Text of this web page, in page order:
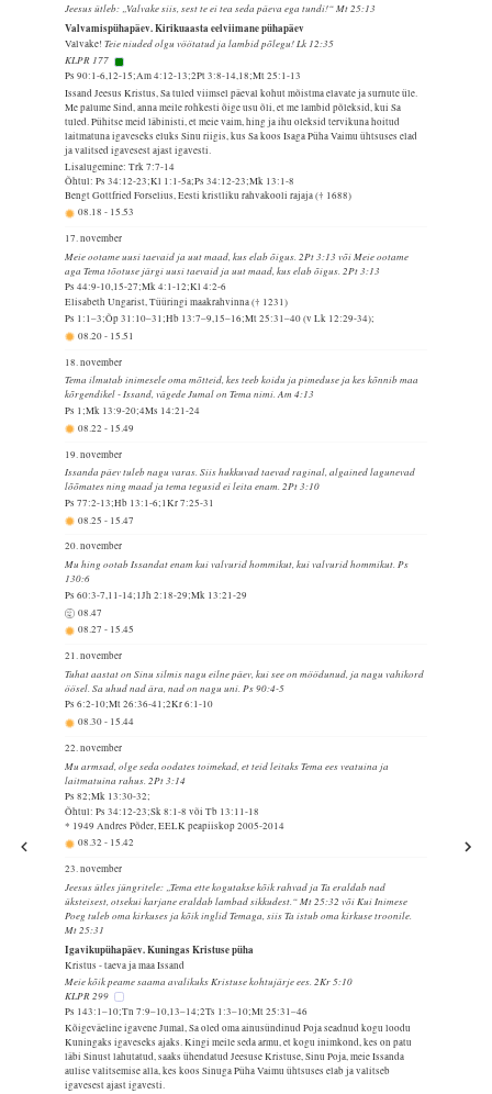
Jeesus ütleb: „Valvake siis, sest te ei tea seda päeva ega tundi!“ Mt 25:13
Valvamispühapäev. Kirikuaasta eelviimane pühapäev
Valvake! Teie niuded olgu vöötatud ja lambid põlegu! Lk 12:35
KLPR 177
Ps 90:1-6,12-15;Am 4:12-13;2Pt 3:8-14,18;Mt 25:1-13
Issand Jeesus Kristus, Sa tuled viimsel päeval kohut mõistma elavate ja surnute üle.
Me palume Sind, anna meile rohkesti õige usu õli, et me lambid põleksid, kui Sa
tuled. Pühitse meid läbinisti, et meie vaim, hing ja ihu oleksid tervikuna hoitud
laitmatuna igaveseks eluks Sinu riigis, kus Sa koos Isaga Püha Vaimu ühtsuses elad
ja valitsed igavesest ajast igavesti.
Lisalugemine: Trk 7:7-14
Õhtul: Ps 34:12-23;Kl 1:1-5a;Ps 34:12-23;Mk 13:1-8
Bengt Gottfried Forselius, Eesti kristliku rahvakooli rajaja († 1688)
08.18- 15.53
17. november
Meie ootame uusi taevaid ja uut maad, kus elab õigus. 2Pt 3:13 või Meie ootame
aga Tema tõotuse järgi uusi taevaid ja uut maad, kus elab õigus. 2Pt 3:13
Ps 44:9-10,15-27;Mk 4:1-12;Kl 4:2-6
Elisabeth Ungarist, Tüüringi maakrahvinna († 1231)
Ps 1:1–3;Õp 31:10–31;Hb 13:7–9,15–16;Mt 25:31–40 (v Lk 12:29-34);
08.20- 15.51
18. november
Tema ilmutab inimesele oma mõtteid, kes teeb koidu ja pimeduse ja kes kõnnib maa
kõrgendikel - Issand, vägede Jumal on Tema nimi. Am 4:13
Ps 1;Mk 13:9-20;4Ms 14:21-24
08.22- 15.49
19. november
Issanda päev tuleb nagu varas. Siis hukkuvad taevad raginal, algained lagunevad
lõõmates ning maad ja tema tegusid ei leita enam. 2Pt 3:10
Ps 77:2-13;Hb 13:1-6;1Kr 7:25-31
08.25- 15.47
20. november
Mu hing ootab Issandat enam kui valvurid hommikut, kui valvurid hommikut. Ps
130:6
Ps 60:3-7,11-14;1Jh 2:18-29;Mk 13:21-29
08.47
08.27- 15.45
21. november
Tuhat aastat on Sinu silmis nagu eilne päev, kui see on möödunud, ja nagu vahikord
öösel. Sa uhud nad ära, nad on nagu uni. Ps 90:4-5
Ps 6:2-10;Mt 26:36-41;2Kr 6:1-10
08.30- 15.44
22. november
Mu armsad, olge seda oodates toimekad, et teid leitaks Tema ees veatuina ja
laitmatuina rahus. 2Pt 3:14
Ps 82;Mk 13:30-32;
Õhtul: Ps 34:12-23;Sk 8:1-8 või Tb 13:11-18
* 1949 Andres Põder, EELK peapiiskop 2005-2014
08.32- 15.42
23. november
Jeesus ütles jüngritele: „Tema ette kogutakse kõik rahvad ja Ta eraldab nad
üksteisest, otsekui karjane eraldab lambad sikkudest.“ Mt 25:32 või Kui Inimese
Poeg tuleb oma kirkuses ja kõik inglid Temaga, siis Ta istub oma kirkuse troonile.
Mt 25:31
Igavikupühapäev. Kuningas Kristuse püha
Kristus - taeva ja maa Issand
Meie kõik peame saama avalikuks Kristuse kohtujärje ees. 2Kr 5:10
KLPR 299
Ps 143:1–10;Tn 7:9–10,13–14;2Ts 1:3–10;Mt 25:31–46
Kõigeväeline igavene Jumal, Sa oled oma ainusündinud Poja seadnud kogu loodu
Kuningaks igaveseks ajaks. Kingi meile seda armu, et kogu inimkond, kes on patu
läbi Sinust lahutatud, saaks ühendatud Jeesuse Kristuse, Sinu Poja, meie Issanda
aulise valitsemise alla, kes koos Sinuga Püha Vaimu ühtsuses elab ja valitseb
igavesest ajast igavesti.